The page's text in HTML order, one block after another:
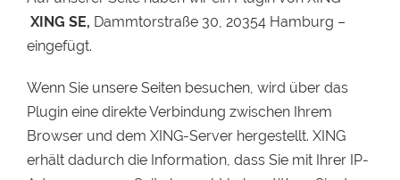
XING SE, Dammtorstraße 30, 20354 Hamburg –
eingefügt.
Wenn Sie unsere Seiten besuchen, wird über das
Plugin eine direkte Verbindung zwischen Ihrem
Browser und dem XING-Server hergestellt. XING
erhält dadurch die Information, dass Sie mit Ihrer IP-